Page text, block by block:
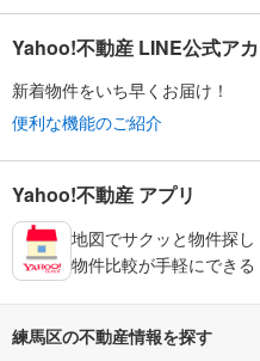
Yahoo!不動産 LINE公式ア
新着物件をいち早くお届け！
便利な機能のご紹介
Yahoo!不動産 アプリ
地図でサクッと物件探し
物件比較が手軽にできる
練馬区の不動産情報を探す